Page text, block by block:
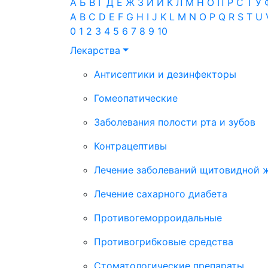
A B C D E F G H I J K L M N O P Q R S T U
0 1 2 3 4 5 6 7 8 9 10
Лекарства
Антисептики и дезинфекторы
Гомеопатические
Заболевания полости рта и зубов
Контрацептивы
Лечение заболеваний щитовидной
Лечение сахарного диабета
Противогеморроидальные
Противогрибковые средства
Стоматологические препараты